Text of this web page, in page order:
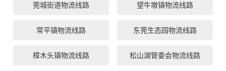
莞城街道物流线路 望牛墩镇物流线路
常平镇物流线路 东莞生态园物流线路
樟木头镇物流线路 松山湖管委会物流线路